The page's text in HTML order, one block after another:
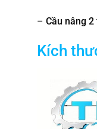
– Cầu nâng
Kích